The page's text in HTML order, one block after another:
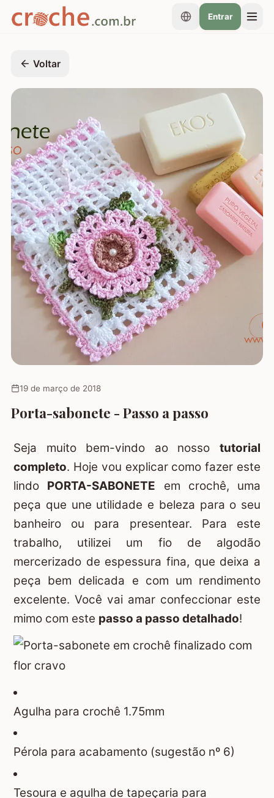
Entrar
Voltar
19 de março de 2018
Porta-sabonete - Passo a passo
Seja muito bem-vindo ao nosso tutorial
completo. Hoje vou explicar como fazer este
lindo PORTA-SABONETE em crochê, uma
peça que une utilidade e beleza para o seu
banheiro ou para presentear. Para este
trabalho, utilizei um fio de algodão
mercerizado de espessura fina, que deixa a
peça bem delicada e com um rendimento
excelente. Você vai amar confeccionar este
mimo com este passo a passo detalhado!
Agulha para crochê 1.75mm
Pérola para acabamento (sugestão nº 6)
Tesoura e agulha de tapeçaria para